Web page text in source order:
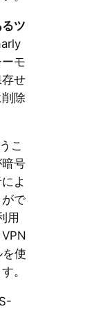
ツ
モ
せ
除
こ
号
よ
で
用
使
。